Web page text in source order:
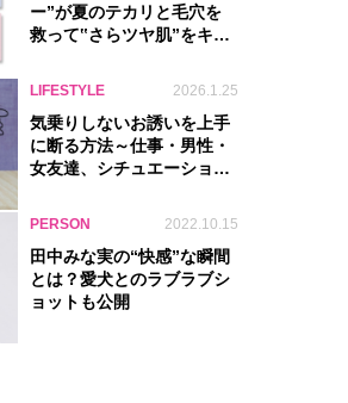
ー”が夏のテカリと毛穴を
救って‟さらツヤ肌”をキー
LIFESTYLE 2026.1.25
気乗りしないお誘いを上手
に断る方法～仕事・男性・
女友達、シチュエーション
PERSON 2022.10.15
田中みな実の“快感”な瞬間
とは？愛犬とのラブラブシ
ョットも公開